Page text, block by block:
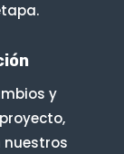
y
nuestros